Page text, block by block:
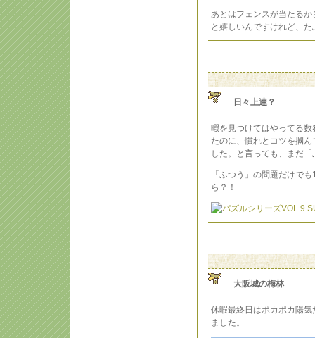
あとはフェンスが当たる
と嬉しいんですけれど、
日々上達？
暇を見つけてはやってる
たのに、慣れとコツを摑
した。と言っても、まだ
「ふつう」の問題だけで
ら？！
大阪城の梅林
休暇最終日はポカポカ陽
ました。